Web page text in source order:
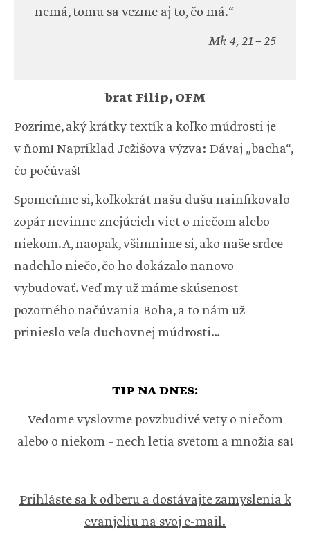
nemá, tomu sa vezme aj to, čo má.“
Mk 4, 21 – 25
brat Filip, OFM
Pozrime, aký krátky textík a koľko múdrosti je
v ňom! Napríklad Ježišova výzva: Dávaj „bacha“,
čo počúvaš!
Spomeňme si, koľkokrát našu dušu nainfikovalo
zopár nevinne znejúcich viet o niečom alebo
niekom. A, naopak, všimnime si, ako naše srdce
nadchlo niečo, čo ho dokázalo nanovo
vybudovať. Veď my už máme skúsenosť
pozorného načúvania Boha, a to nám už
prinieslo veľa duchovnej múdrosti…
TIP NA DNES:
Vedome vyslovme povzbudivé vety o niečom
alebo o niekom – nech letia svetom a množia sa!
Prihláste sa k odberu a dostávajte zamyslenia k
evanjeliu na svoj e-mail.